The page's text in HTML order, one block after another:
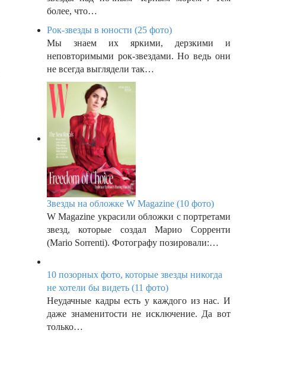
более, что…
Рок-звезды в юности (25 фото)
Мы знаем их яркими, дерзкими и
неповторимыми рок-звездами. Но ведь они
не всегда выглядели так…
Звезды на обложке W Magazine (10 фото)
W Magazine украсили обложки с портретами
звезд, которые создал Марио Сорренти
(Mario Sorrenti). Фотографу позировали:…
10 позорных фото, которые звезды никогда
не хотели бы видеть (11 фото)
Неудачные кадры есть у каждого из нас. И
даже знаменитости не исключение. Да вот
только…